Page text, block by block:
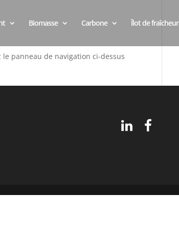
Biomasse Carbone Îlot de fraîcheur
panneau de navigation ci-dessus